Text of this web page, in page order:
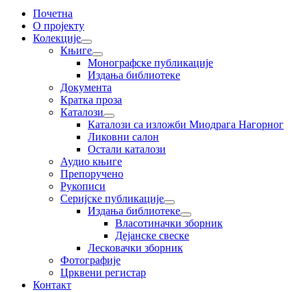
Почетна
О пројекту
Колекције
Књиге
Монографске публикације
Издања библиотеке
Документа
Кратка проза
Каталози
Каталози са изложби Миодрага Нагорног
Ликовни салон
Остали каталози
Аудио књиге
Препоручено
Рукописи
Серијске публикације
Издања библиотеке
Власотиначки зборник
Дејанске свеске
Лесковачки зборник
Фотографије
Црквени регистар
Контакт